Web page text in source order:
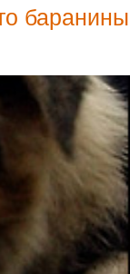
баранины